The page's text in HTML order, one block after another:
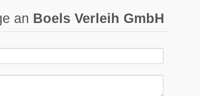
an Boels Verleih GmbH